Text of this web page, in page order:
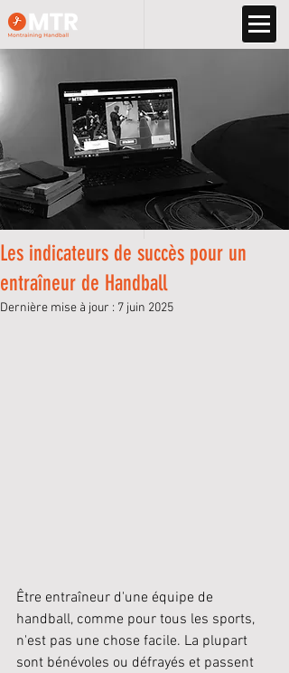
Les indicateurs de succès pour un
entraîneur de Handball
Dernière mise à jour : 7 juin 2025
Être entraîneur d'une équipe de
handball, comme pour tous les sports,
n'est pas une chose facile. La plupart
sont bénévoles ou défrayés et passent